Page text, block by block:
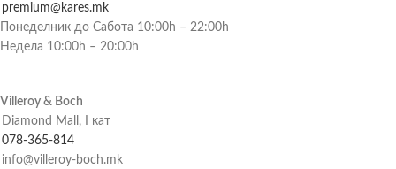
premium@kares.mk
Понеделник до Сабота 10:00h – 22:00h
Недела 10:00h – 20:00h
Villeroy & Boch
Diamond Mall, I кат
078-365-814
info@villeroy-boch.mk